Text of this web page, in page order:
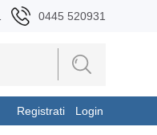
0445 520931
Registrati Login